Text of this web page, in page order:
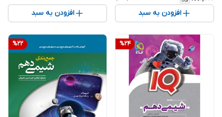
افزودن به سبد افزودن به سبد
%24
%22